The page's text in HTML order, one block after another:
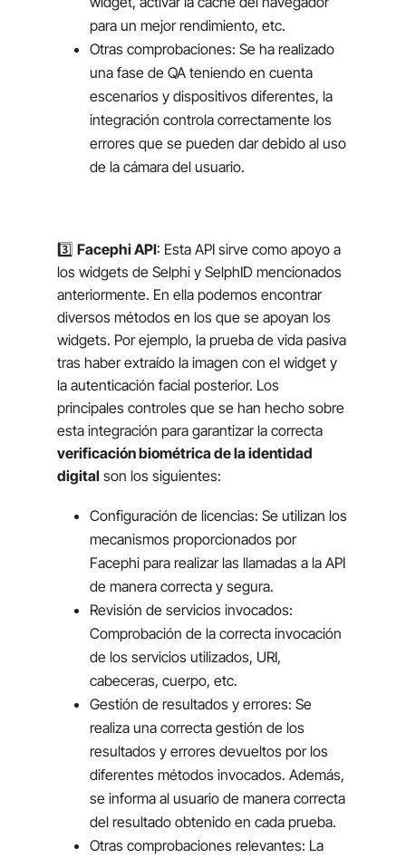
para un mejor rendimiento, etc.
Otras comprobaciones: Se ha realizado
una fase de QA teniendo en cuenta
escenarios y dispositivos diferentes, la
integración controla correctamente los
errores que se pueden dar debido al uso
de la cámara del usuario.
3️⃣ Facephi API: Esta API sirve como apoyo a
los widgets de Selphi y SelphID mencionados
anteriormente. En ella podemos encontrar
diversos métodos en los que se apoyan los
widgets. Por ejemplo, la prueba de vida pasiva
tras haber extraído la imagen con el widget y
la autenticación facial posterior. Los
principales controles que se han hecho sobre
esta integración para garantizar la correcta
verificación biométrica de la identidad
digitalson los siguientes:
Configuración de licencias: Se utilizan los
mecanismos proporcionados por
Facephi para realizar las llamadas a la API
de manera correcta y segura.
Revisión de servicios invocados:
Comprobación de la correcta invocación
de los servicios utilizados, URI,
cabeceras, cuerpo, etc.
Gestión de resultados y errores: Se
realiza una correcta gestión de los
resultados y errores devueltos por los
diferentes métodos invocados. Además,
se informa al usuario de manera correcta
del resultado obtenido en cada prueba.
Otras comprobaciones relevantes: La